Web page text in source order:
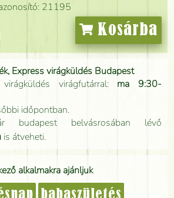
21195
Kosárba
Express virágküldés Budapest
virágküldés virágfutárral: ma 9:30-
időpontban.
budapest belvásrosában lévő
is átveheti.
alkalmakra ajánljuk